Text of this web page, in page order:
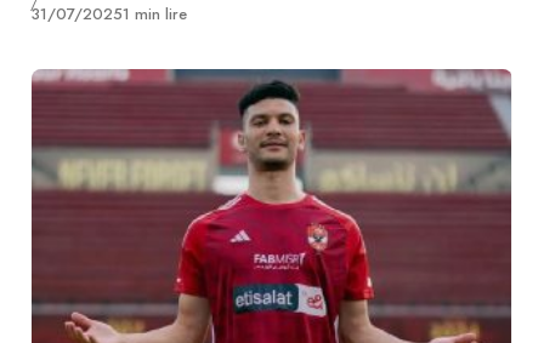
Publié
31/07/20251 min lire